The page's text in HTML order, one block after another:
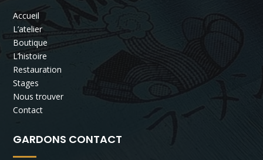
Accueil
L’atelier
Boutique
L’histoire
Restauration
Stages
Nous trouver
Contact
GARDONS CONTACT